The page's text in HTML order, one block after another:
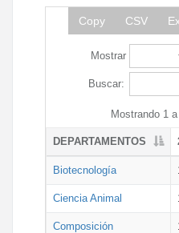
Copy CSV
Mostrar
Buscar:
Mostrando 1
DEPARTAMENTOS
Biotecnología
Ciencia Animal
Composición